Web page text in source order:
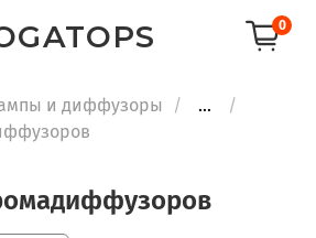
0
и диффузоры
...